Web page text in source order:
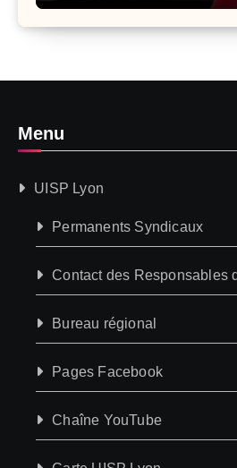
Menu
UISP Lyon
Permanents Syndicaux
Contact des Responsables
Bureau régional
Pages Facebook
Chaîne YouTube